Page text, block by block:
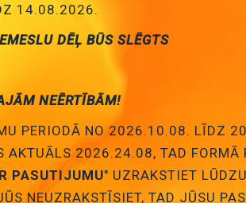
14.08.2026.
DĒĻ BŪS SLĒGTS
NEĒRTĪBĀM!
PERIODĀ NO 2026.10.08. LĪDZ
AKTUĀLS 2026.24.08, TAD FORMĀ
PASUTIJUMU" UZRAKSTIET
NEUZRAKSTĪSIET, TAD JŪSU